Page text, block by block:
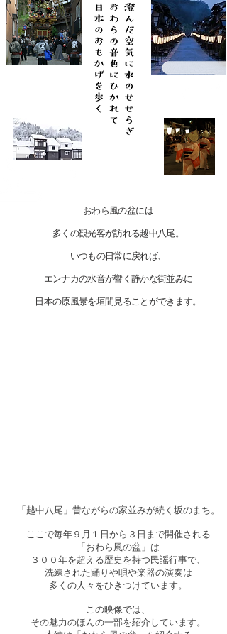
おわら風の盆には
多くの観光客が訪れる越中八尾。
​いつもの日常に戻れば、
エンナカの水音が響く静かな街並みに
日本の原風景を垣間見ることができます。
「越中八尾」昔ながらの家並みが続く坂のまち。
ここで毎年９月１日から３日まで開催される
「おわら風の盆」は
３００年を超える歴史を持つ民謡行事で、
洗練された踊りや唄や楽器の演奏は
多くの人々をひきつけています。
この映像では、
その魅力のほんの一部を紹介しています。